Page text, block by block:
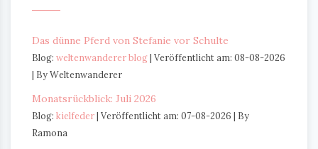
Das dünne Pferd von Stefanie vor Schulte
Blog: weltenwanderer blog Veröffentlicht am: 08-08-2026
By Weltenwanderer
Monatsrückblick: Juli 2026
Blog: kielfeder Veröffentlicht am: 07-08-2026
By
Ramona